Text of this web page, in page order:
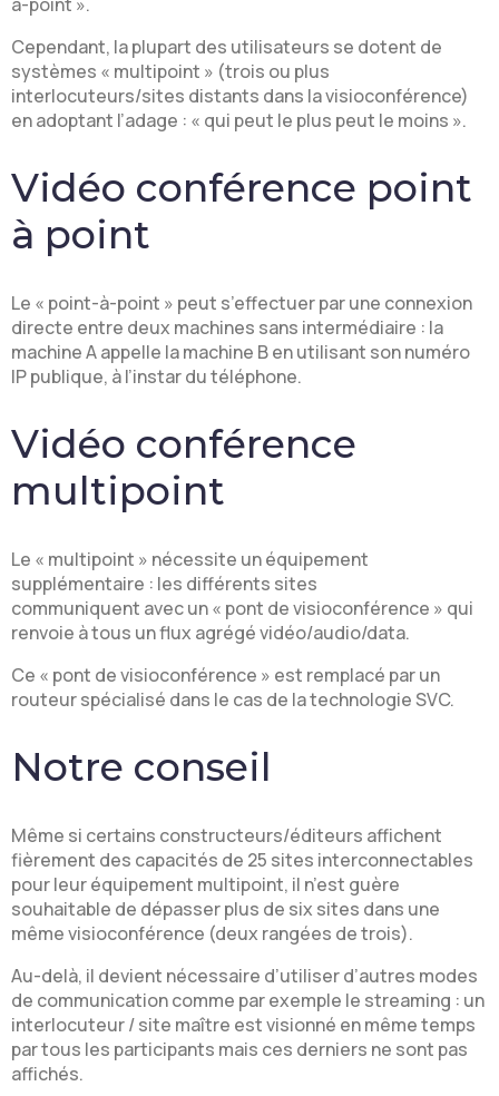
Cependant, la plupart des utilisateurs se dotent de
systèmes « multipoint » (trois ou plus
interlocuteurs/sites distants dans la visioconférence)
en adoptant l’adage : « qui peut le plus peut le moins ».
Vidéo conférence point
à point
Le « point-à-point » peut s’effectuer par une connexion
directe entre deux machines sans intermédiaire : la
machine A appelle la machine B en utilisant son numéro
IP publique, à l’instar du téléphone.
Vidéo conférence
multipoint
Le « multipoint » nécessite un équipement
supplémentaire : les différents sites
communiquent avec un « pont de visioconférence » qui
renvoie à tous un flux agrégé vidéo/audio/data.
Ce « pont de visioconférence » est remplacé par un
routeur spécialisé dans le cas de la technologie SVC.
Notre conseil
Même si certains constructeurs/éditeurs affichent
fièrement des capacités de 25 sites interconnectables
pour leur équipement multipoint, il n’est guère
souhaitable de dépasser plus de six sites dans une
même visioconférence (deux rangées de trois).
Au-delà, il devient nécessaire d’utiliser d’autres modes
de communication comme par exemple le streaming : un
interlocuteur / site maître est visionné en même temps
par tous les participants mais ces derniers ne sont pas
affichés.